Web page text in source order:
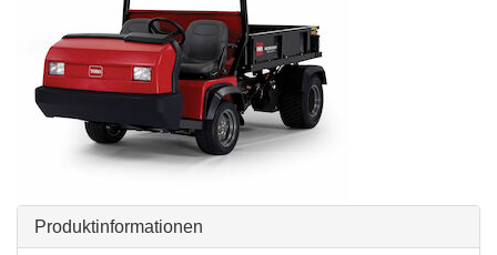
Produktinformationen